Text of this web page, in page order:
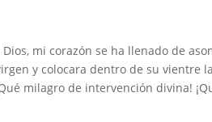
mi corazón se ha llenado de
y colocara dentro de su vientre
milagro de intervención divina!